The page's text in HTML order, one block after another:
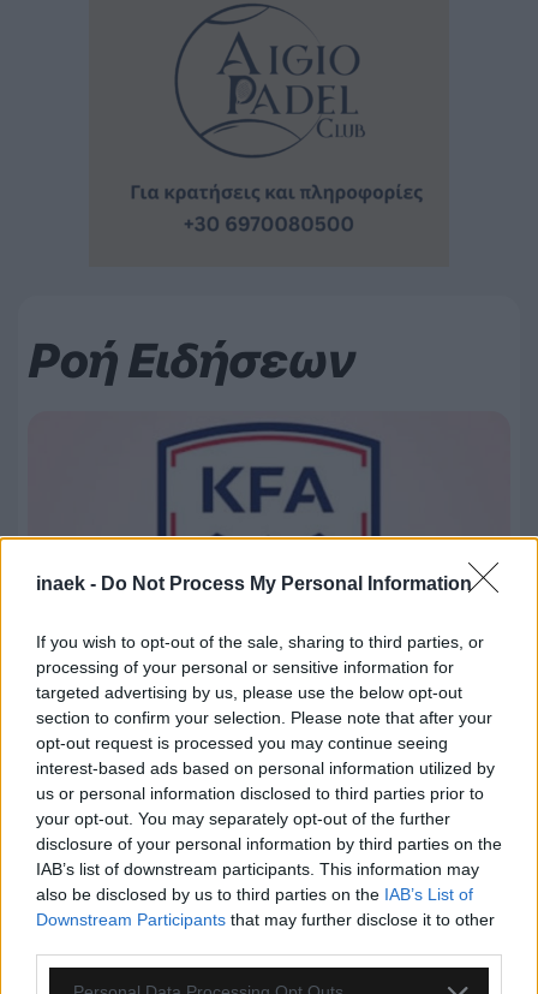
inaek - Do Not Process My Personal Information
If you wish to opt-out of the sale, sharing to third parties, or
processing of your personal or sensitive information for
targeted advertising by us, please use the below opt-out
section to confirm your selection. Please note that after your
opt-out request is processed you may continue seeing
interest-based ads based on personal information utilized by
us or personal information disclosed to third parties prior to
your opt-out. You may separately opt-out of the further
disclosure of your personal information by third parties on the
IAB’s list of downstream participants. This information may
also be disclosed by us to third parties on the IAB’s List of
Downstream Participants that may further disclose it to other
Please note that this website/app uses one or more Google
Ροή Ειδήσεων
07.08.2026, 14:08
Σάλος στη Νότια Κορέα: Καταγγελίες για παροχή
σεξουαλικών υπηρεσιών σε ξένους διαιτητές